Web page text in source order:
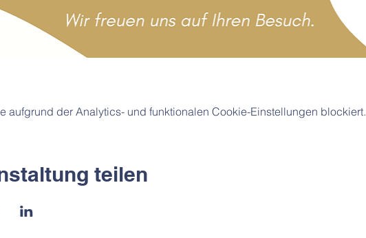
aufgrund der Analytics- und funktionalen Cookie-Einstellungen blockiert.
teilen